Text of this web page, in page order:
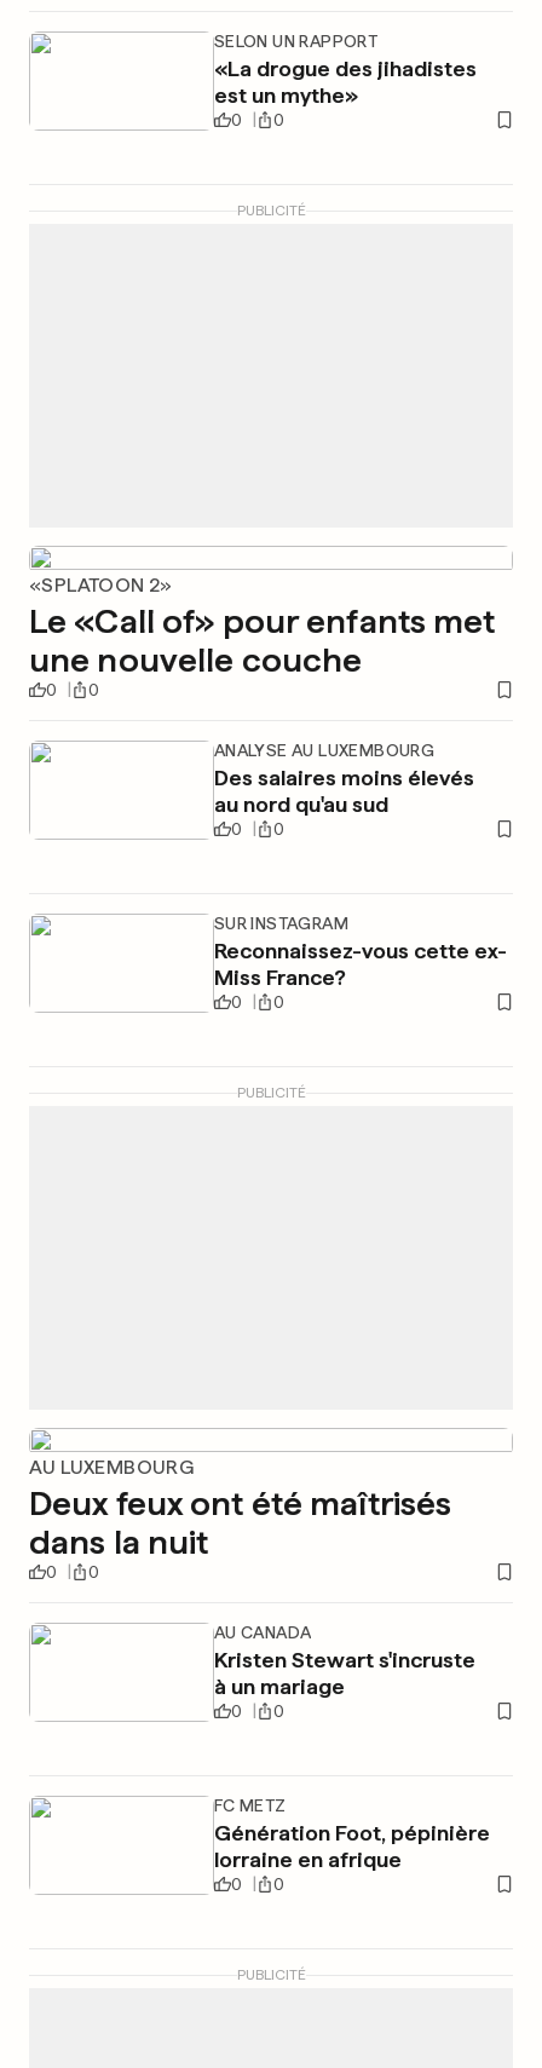
SELON UN RAPPORT
«La drogue des jihadistes
est un mythe»
0 0
PUBLICITÉ
«SPLATOON 2»
Le «Call of» pour enfants met
une nouvelle couche
0 0
ANALYSE AU LUXEMBOURG
Des salaires moins élevés
au nord qu'au sud
0 0
SUR INSTAGRAM
Reconnaissez-vous cette ex-
Miss France?
0 0
PUBLICITÉ
AU LUXEMBOURG
Deux feux ont été maîtrisés
dans la nuit
0 0
AU CANADA
Kristen Stewart s'incruste
à un mariage
0 0
FC METZ
Génération Foot, pépinière
lorraine en afrique
0 0
PUBLICITÉ